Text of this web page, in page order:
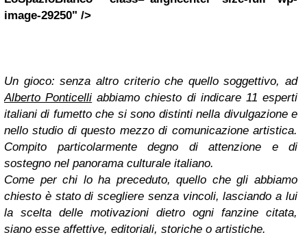
image-29250" />
Un gioco: senza altro criterio che quello soggettivo, ad
Alberto Ponticelli abbiamo chiesto di indicare 11 esperti
italiani di fumetto che si sono distinti nella divulgazione e
nello studio di questo mezzo di comunicazione artistica.
Compito particolarmente degno di attenzione e di
sostegno nel panorama culturale italiano.
Come per chi lo ha preceduto, quello che gli abbiamo
chiesto è stato di scegliere senza vincoli, lasciando a lui
la scelta delle motivazioni dietro ogni fanzine citata,
siano esse affettive, editoriali, storiche o artistiche.